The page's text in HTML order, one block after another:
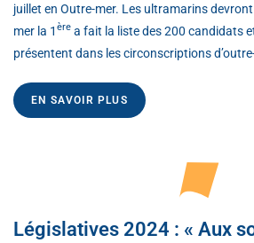
juillet en Outre-mer. Les ultramarins
mer la 1 ère a fait la liste des 200 candidats
présentent dans les circonscriptions
EN SAVOIR PLUS
Législatives 2024 : « Aux